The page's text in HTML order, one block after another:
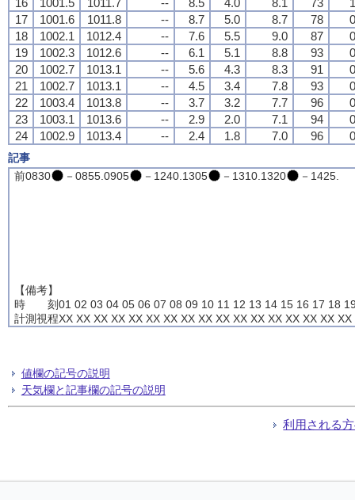
17
1001.6 1011.8 -- 8.7 5.0 8.7 78
18
1002.1 1012.4 -- 7.6 5.5 9.0 87
19
1002.3 1012.6 -- 6.1 5.1 8.8 93
20
1002.7 1013.1 -- 5.6 4.3 8.3 91
21
1002.7 1013.1 -- 4.5 3.4 7.8 93
22
1003.4 1013.8 -- 3.7 3.2 7.7 96
23
1003.1 1013.6 -- 2.9 2.0 7.1 94
24
1002.9 1013.4 -- 2.4 1.8 7.0 96
記事
前0830
－0855.0905 －1240.1305 －1310.1320 －1425.
【備考】
時 刻01 02 03 04 05 06 07 08 09 10 11 12 13 14 15 16 17 18
計測視程XX XX XX XX XX XX XX XX XX XX XX XX XX XX XX XX
値欄の記号の説明
天気欄と記事欄の記号の説明
利用される